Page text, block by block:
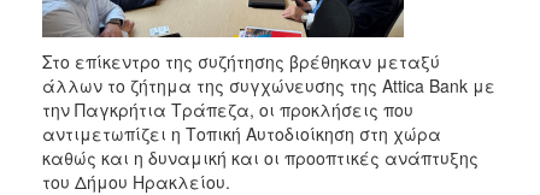
Στο επίκεντρο της συζήτησης βρέθηκαν μεταξύ
άλλων το ζήτημα της συγχώνευσης της Attica Bank με
την Παγκρήτια Τράπεζα, οι προκλήσεις που
αντιμετωπίζει η Τοπική Αυτοδιοίκηση στη χώρα
καθώς και η δυναμική και οι προοπτικές ανάπτυξης
του Δήμου Ηρακλείου.